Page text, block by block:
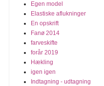
Egen model
Elastiske aflukninger
En opskrift
Fanø 2014
farveskifte
forår 2019
Hækling
igen igen
Indtagning - udtagning